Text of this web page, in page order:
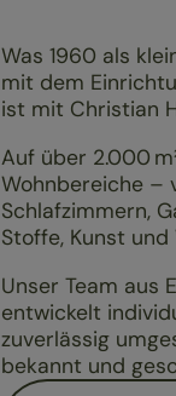
Was 1960 als
mit dem
ist mit Christian
Auf über 2.000
Wohnbereiche –
Schlafzimmern,
Stoffe, Kunst
Unser Team aus
entwickelt
zuverlässig
bekannt und